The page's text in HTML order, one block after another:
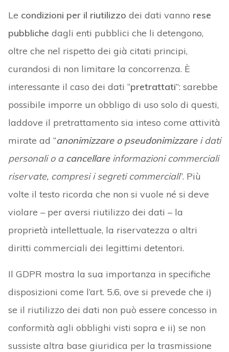
Le condizioni per il riutilizzo dei dati vanno rese
pubbliche dagli enti pubblici che li detengono,
oltre che nel rispetto dei già citati principi,
curandosi di non limitare la concorrenza. È
interessante il caso dei dati “pretrattati”: sarebbe
possibile imporre un obbligo di uso solo di questi,
laddove il pretrattamento sia inteso come attività
mirate ad “anonimizzare o pseudonimizzarei dati
personali o a cancellareinformazioni commerciali
riservate, compresi i segreti commerciali”. Più
volte il testo ricorda che non si vuole né si deve
violare – per aversi riutilizzo dei dati – la
proprietà intellettuale, la riservatezza o altri
diritti commerciali dei legittimi detentori.
Il GDPR mostra la sua importanza in specifiche
disposizioni come l’art. 5.6, ove si prevede che i)
se il riutilizzo dei dati non può essere concesso in
conformità agli obblighi visti sopra e ii) se non
sussiste altra base giuridica per la trasmissione